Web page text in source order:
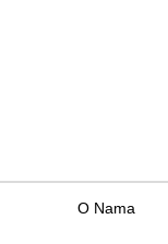
O Nama